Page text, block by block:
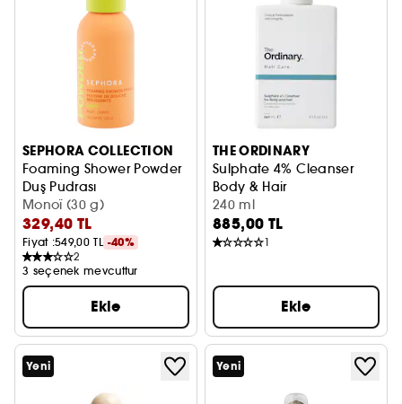
SEPHORA COLLECTION
Foaming Shower Powder
Duş Pudrası
Monoï (30 g)
329,40 TL
Fiyat :549,00 TL -40%
2
3 seçenek mevcuttur
Ekle
THE ORDINARY
Sulphate 4% Cleanser
Body & Hair
Vücut ve Saç Temizleyicisi
240 ml
885,00 TL
1
Ekle
Yeni Yeni